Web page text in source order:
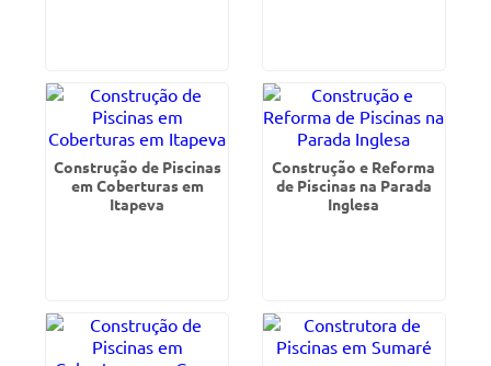
Construção de Piscinas
em Coberturas em
Itapeva
Construção e Reforma
de Piscinas na Parada
Inglesa